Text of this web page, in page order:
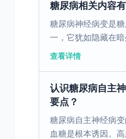
糖尿病相关内容
糖尿病神经病变是
一，它犹如隐藏在暗
损害着患者的神经。
查看详情
认识糖尿病自主
要点？
糖尿病自主神经病
血糖是根本诱因。